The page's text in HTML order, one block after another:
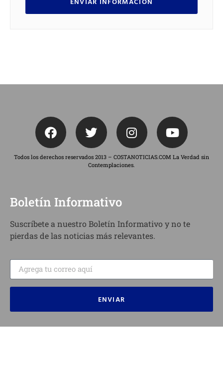
Todos los derechos reservados 2013 – COSTANOTICIAS.COM La Verdad sin
Contemplaciones.
Boletín Informativo
Suscríbete a nuestro Boletín Informativo y no te
pierdas de las noticias más relevantes.
ENVIAR